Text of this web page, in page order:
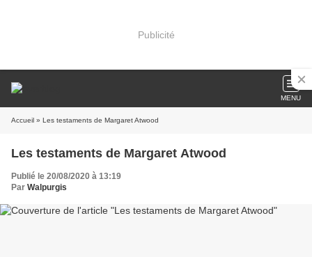
Publicité
MENU
Accueil » Les testaments de Margaret Atwood
Les testaments de Margaret Atwood
Publié le 20/08/2020 à 13:19
Par Walpurgis